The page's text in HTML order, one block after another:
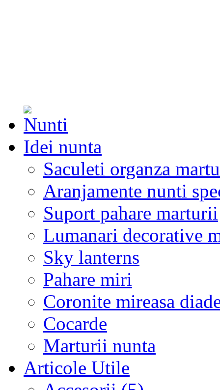
Idei nunta
Saculeti organza
Aranjamente nunti
Suport pahare marturii
Lumanari decorative
Sky lanterns
Pahare miri
Coronite mireasa
Cocarde
Marturii nunta
Articole Utile